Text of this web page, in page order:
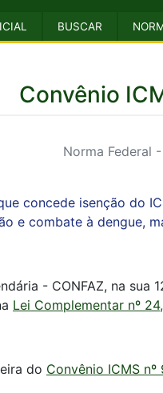
BUSCAR
Convênio
Norma Federal
concede isenção do
e combate à dengue,
- CONFAZ, na
Lei Complementar nº
do Convênio ICMS nº